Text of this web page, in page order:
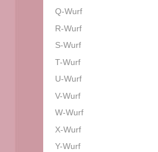
Q-Wurf
R-Wurf
S-Wurf
T-Wurf
U-Wurf
V-Wurf
W-Wurf
X-Wurf
Y-Wurf